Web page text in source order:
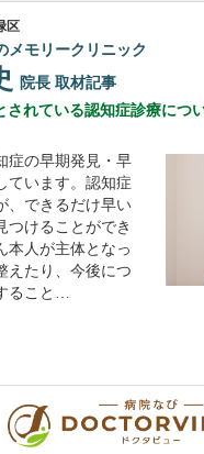
区
メモリークリニック
院長 取材記事
れている認知症診療につ
症の早期発見・早
ています。認知症
、できるだけ早い
つけることができ
本人が主体となっ
えたり、今後につ
ること…